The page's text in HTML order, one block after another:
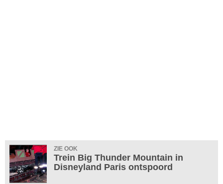
ZIE OOK
Trein Big Thunder Mountain in
Disneyland Paris ontspoord